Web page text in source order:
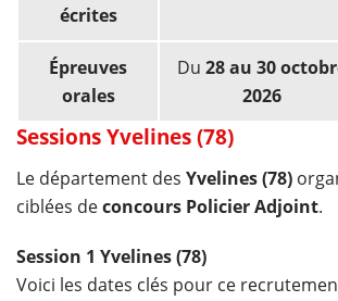
écrites
Épreuves
orales
Du 28 au 30
2026
Sessions Yvelines (78)
Le département des Yvelines (78)
ciblées deconcours Policier Adjoint.
Session 1 Yvelines (78)
Voici les dates clés pour ce